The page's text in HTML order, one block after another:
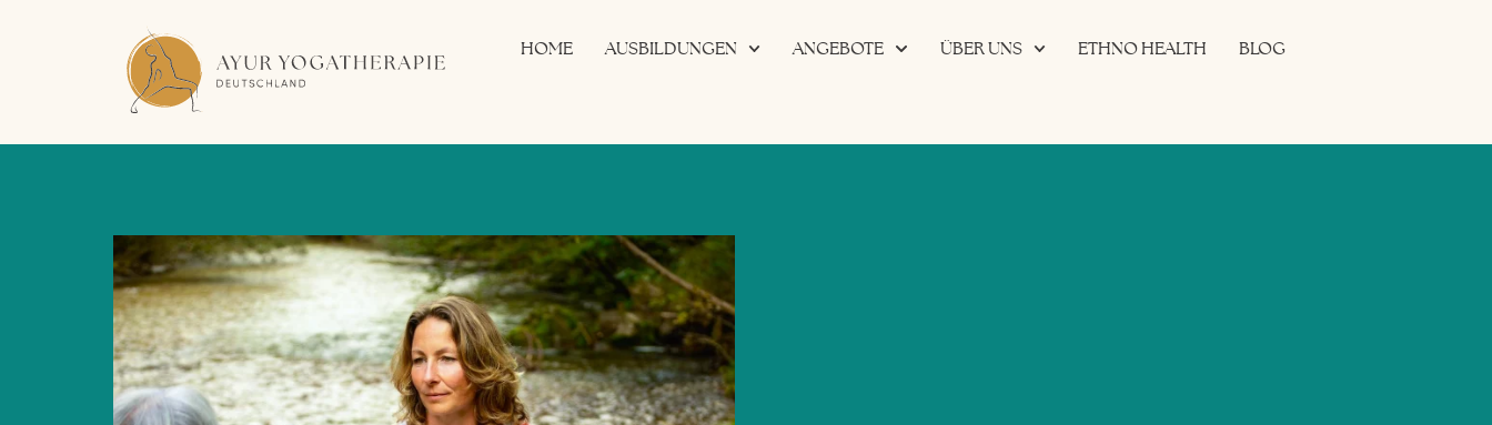
HOME AUSBILDUNGEN ANGEBOTE ÜBER UNS ETHNO HEALTH BLOG